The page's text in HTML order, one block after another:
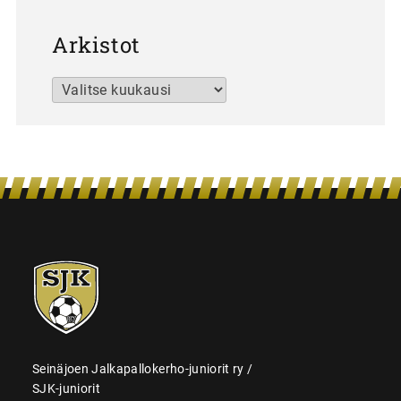
Arkistot
Arkistot
SJK-
juniorit
Seinäjoen Jalkapallokerho-juniorit ry /
SJK-juniorit